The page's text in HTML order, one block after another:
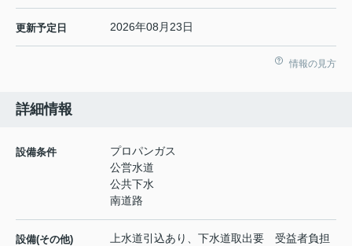
更新予定日 2026年08月23日
情報の見方
詳細情報
設備条件
プロパンガス
公営水道
公共下水
南道路
設備(その他)
上水道引込あり、下水道取出要 受益者負担